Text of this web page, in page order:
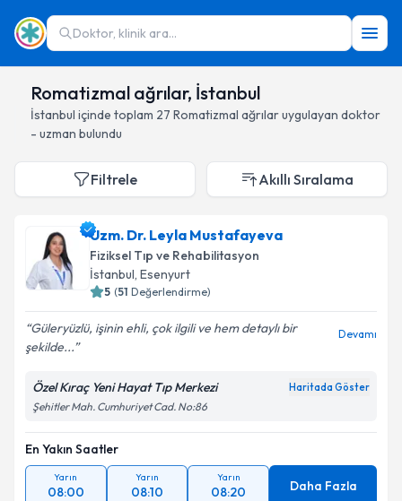
Doktor, klinik ara...
Romatizmal ağrılar, İstanbul
İstanbul içinde toplam 27 Romatizmal ağrılaruygulayan doktor
- uzman bulundu
Filtrele Akıllı Sıralama
Uzm. Dr. Leyla Mustafayeva
Fiziksel Tıp ve Rehabilitasyon
İstanbul, Esenyurt
5 (51 Değerlendirme)
Güleryüzlü, işinin ehli, çok ilgili ve hem detaylı bir
şekilde...
Devamı
Özel Kıraç Yeni Hayat Tıp Merkezi Haritada Göster
Şehitler Mah. Cumhuriyet Cad. No:86
En Yakın Saatler
Yarın
08:00
Yarın
08:10
Yarın
08:20 Daha Fazla